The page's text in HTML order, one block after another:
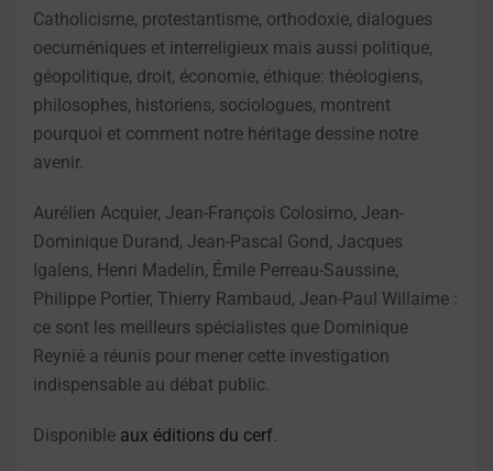
Catholicisme, protestantisme, orthodoxie, dialogues
oecuméniques et interreligieux mais aussi politique,
géopolitique, droit, économie, éthique: théologiens,
philosophes, historiens, sociologues, montrent
pourquoi et comment notre héritage dessine notre
avenir.
Aurélien Acquier, Jean-François Colosimo, Jean-
Dominique Durand, Jean-Pascal Gond, Jacques
Igalens, Henri Madelin, Émile Perreau-Saussine,
Philippe Portier, Thierry Rambaud, Jean-Paul Willaime :
ce sont les meilleurs spécialistes que Dominique
Reynié a réunis pour mener cette investigation
indispensable au débat public.
Disponible aux éditions du cerf.